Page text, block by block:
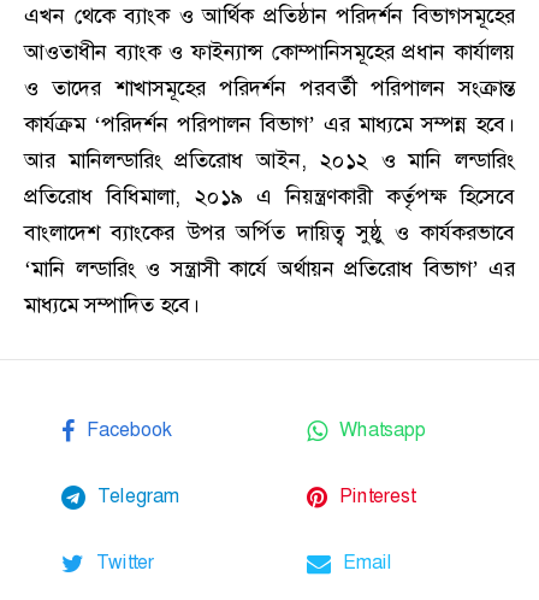
এখন থেকে ব্যাংক ও আর্থিক প্রতিষ্ঠান পরিদর্শন বিভাগসমূহের
আওতাধীন ব্যাংক ও ফাইন্যান্স কোম্পানিসমূহের প্রধান কার্যালয়
ও তাদের শাখাসমূহের পরিদর্শন পরবর্তী পরিপালন সংক্রান্ত
কার্যক্রম ‘পরিদর্শন পরিপালন বিভাগ’ এর মাধ্যমে সম্পন্ন হবে।
আর মানিলন্ডারিং প্রতিরোধ আইন, ২০১২ ও মানি লন্ডারিং
প্রতিরোধ বিধিমালা, ২০১৯ এ নিয়ন্ত্রণকারী কর্তৃপক্ষ হিসেবে
বাংলাদেশ ব্যাংকের উপর অর্পিত দায়িত্ব সুষ্ঠু ও কার্যকরভাবে
‘মানি লন্ডারিং ও সন্ত্রাসী কার্যে অর্থায়ন প্রতিরোধ বিভাগ’ এর
মাধ্যমে সম্পাদিত হবে।
Facebook Whatsapp
Telegram Pinterest
Twitter Email